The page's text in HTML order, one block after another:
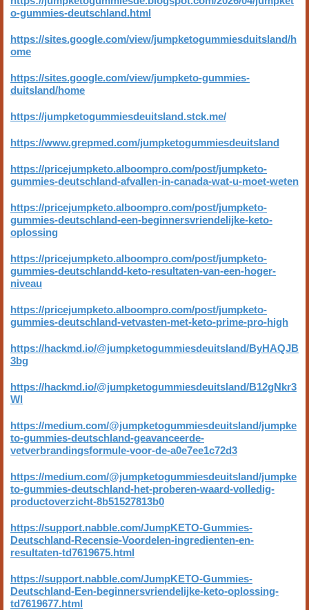
o-gummies-deutschland.html
https://sites.google.com/view/jumpketogummiesduitsland/h
ome
https://sites.google.com/view/jumpketo-gummies-
duitsland/home
https://jumpketogummiesdeuitsland.stck.me/
https://www.grepmed.com/jumpketogummiesdeuitsland
https://pricejumpketo.alboompro.com/post/jumpketo-
gummies-deutschland-afvallen-in-canada-wat-u-moet-weten
https://pricejumpketo.alboompro.com/post/jumpketo-
gummies-deutschland-een-beginnersvriendelijke-keto-
oplossing
https://pricejumpketo.alboompro.com/post/jumpketo-
gummies-deutschlandd-keto-resultaten-van-een-hoger-
niveau
https://pricejumpketo.alboompro.com/post/jumpketo-
gummies-deutschland-vetvasten-met-keto-prime-pro-high
https://hackmd.io/@jumpketogummiesdeuitsland/ByHAQJB
3bg
https://hackmd.io/@jumpketogummiesdeuitsland/B12gNkr3
Wl
https://medium.com/@jumpketogummiesdeuitsland/jumpke
to-gummies-deutschland-geavanceerde-
vetverbrandingsformule-voor-de-a0e7ee1c72d3
https://medium.com/@jumpketogummiesdeuitsland/jumpke
to-gummies-deutschland-het-proberen-waard-volledig-
productoverzicht-8b51527813b0
https://support.nabble.com/JumpKETO-Gummies-
Deutschland-Recensie-Voordelen-ingredienten-en-
resultaten-td7619675.html
https://support.nabble.com/JumpKETO-Gummies-
Deutschland-Een-beginnersvriendelijke-keto-oplossing-
td7619677.html